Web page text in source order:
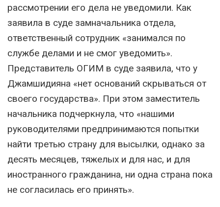
рассмотрении его дела не уведомили. Как
заявила в суде замначальника отдела,
ответственный сотрудник «занимался по
службе делами и не смог уведомить».
Представитель ОГИМ в суде заявила, что у
Джамшидияна «нет оснований скрываться от
своего государства». При этом заместитель
начальника подчеркнула, что «нашими
руководителями предпринимаются попытки
найти третью страну для высылки, однако за
десять месяцев, тяжелых и для нас, и для
иностранного гражданина, ни одна страна пока
не согласилась его принять».